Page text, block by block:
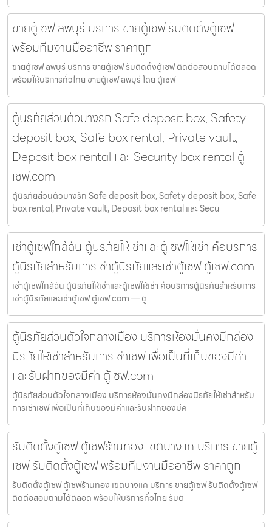
ขายตู้เซฟ ลพบุรี บริการ ขายตู้เซฟ รับติดตั้งตู้เซฟ
พร้อมทีมงานมืออาชีพ ราคาถูก
ขายตู้เซฟ ลพบุรี บริการ ขายตู้เซฟ รับติดตั้งตู้เซฟ ติดต่อสอบถามได้ตลอด
พร้อมให้บริการทั่วไทย ขายตู้เซฟ ลพบุรี โดย ตู้เซฟ
ตู้นิรภัยส่วนตัวบางรัก Safe deposit box, Safety
deposit box, Safe box rental, Private vault,
Deposit box rental และ Security box rental ตู้
เซฟ.com
ตู้นิรภัยส่วนตัวบางรัก Safe deposit box, Safety deposit box, Safe
box rental, Private vault, Deposit box rental และ Secu
เช่าตู้เซฟใกล้ฉัน ตู้นิรภัยให้เช่าและตู้เซฟให้เช่า คือบริการ
ตู้นิรภัยสำหรับการเช่าตู้นิรภัยและเช่าตู้เซฟ ตู้เซฟ.com
เช่าตู้เซฟใกล้ฉัน ตู้นิรภัยให้เช่าและตู้เซฟให้เช่า คือบริการตู้นิรภัยสำหรับการ
เช่าตู้นิรภัยและเช่าตู้เซฟ ตู้เซฟ.com — ตู
ตู้นิรภัยส่วนตัวใจกลางเมือง บริการห้องมั่นคงมีกล่อง
นิรภัยให้เช่าสำหรับการเช่าเซฟ เพื่อเป็นที่เก็บของมีค่า
และรับฝากของมีค่า ตู้เซฟ.com
ตู้นิรภัยส่วนตัวใจกลางเมือง บริการห้องมั่นคงมีกล่องนิรภัยให้เช่าสำหรับ
การเช่าเซฟ เพื่อเป็นที่เก็บของมีค่าและรับฝากของมีค
รับติดตั้งตู้เซฟ ตู้เซฟร้านทอง เขตบางแค บริการ ขายตู้
เซฟ รับติดตั้งตู้เซฟ พร้อมทีมงานมืออาชีพ ราคาถูก
รับติดตั้งตู้เซฟ ตู้เซฟร้านทอง เขตบางแค บริการ ขายตู้เซฟ รับติดตั้งตู้เซฟ
ติดต่อสอบถามได้ตลอด พร้อมให้บริการทั่วไทย รับต